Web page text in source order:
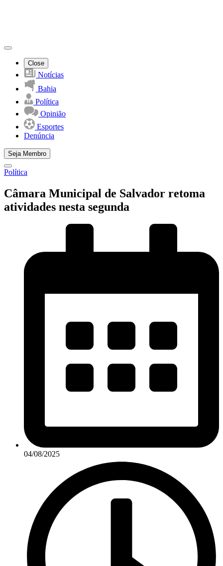
Close
Notícias
Bahia
Política
Opinião
Esportes
Denúncia
Seja Membro
Política
Câmara Municipal de Salvador retoma
atividades nesta segunda
04/08/2025